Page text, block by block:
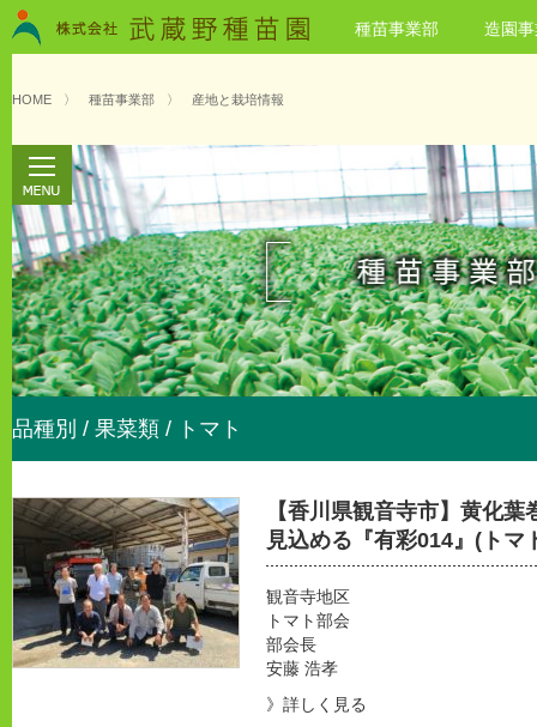
種苗事業部 造園
HOME 〉 種苗事業部 〉 産地と栽培情報
品種別 / 果菜類 / トマト
【香川県観音寺市】黄化
見込める『有彩014』(トマ
観音寺地区
トマト部会
部会長
安藤 浩孝
》詳しく見る